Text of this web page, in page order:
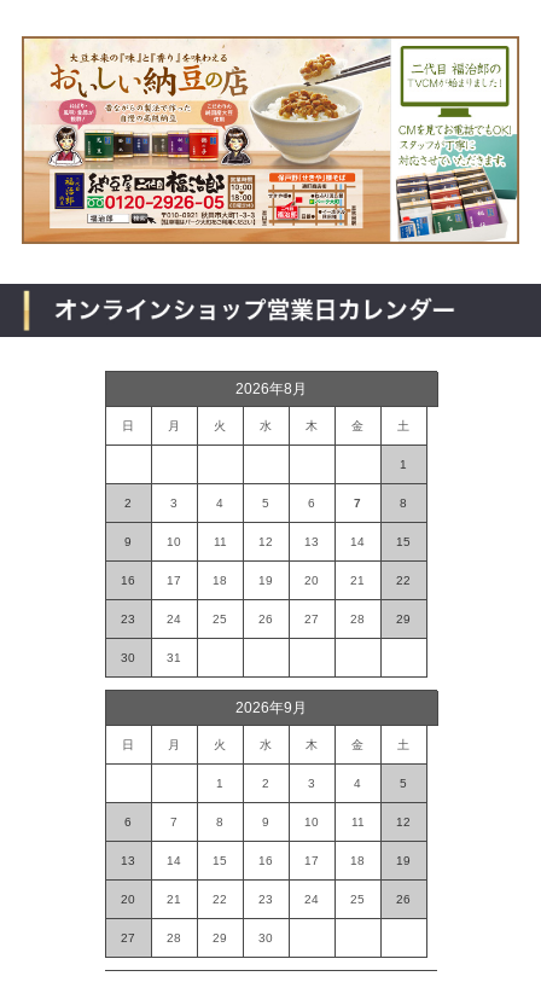
2026年8月
日 月 火 水 木 金 土
1
2 3 4 5 6 7 8
9 10 11 12 13 14 15
16 17 18 19 20 21 22
23 24 25 26 27 28 29
30 31
2026年9月
日 月 火 水 木 金 土
1 2 3 4 5
6 7 8 9 10 11 12
13 14 15 16 17 18 19
20 21 22 23 24 25 26
27 28 29 30